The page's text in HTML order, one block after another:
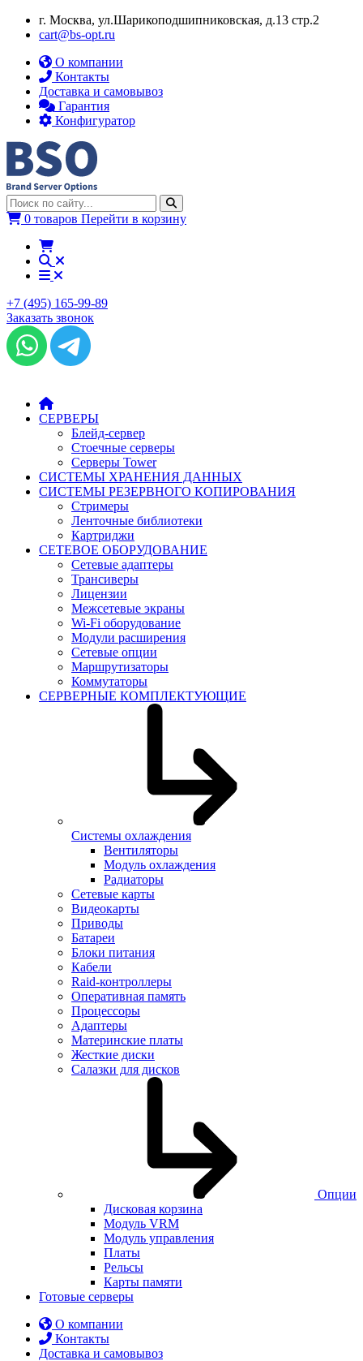
г. Москва, ул.​​Шарикоподшипниковская, д.13 стр.2
cart@bs-opt.ru
О компании
Контакты
Доставка и самовывоз
Гарантия
Конфигуратор
0 товаров Перейти в корзину
+7 (495) 165-99-89
Заказать звонок
СЕРВЕРЫ
Блейд-сервер
Стоечные серверы
Серверы Tower
СИСТЕМЫ ХРАНЕНИЯ ДАННЫХ
СИСТЕМЫ РЕЗЕРВНОГО КОПИРОВАНИЯ
Стримеры
Ленточные библиотеки
Картриджи
СЕТЕВОЕ ОБОРУДОВАНИЕ
Сетевые адаптеры
Трансиверы
Лицензии
Межсетевые экраны
Wi-Fi оборудование
Модули расширения
Сетевые опции
Маршрутизаторы
Коммутаторы
СЕРВЕРНЫЕ КОМПЛЕКТУЮЩИЕ
Системы охлаждения
Вентиляторы
Модуль охлаждения
Радиаторы
Сетевые карты
Видеокарты
Приводы
Батареи
Блоки питания
Кабели
Raid-контроллеры
Оперативная память
Процессоры
Адаптеры
Материнские платы
Жесткие диски
Салазки для дисков
Опции
Дисковая корзина
Модуль VRM
Модуль управления
Платы
Рельсы
Карты памяти
Готовые серверы
О компании
Контакты
Доставка и самовывоз